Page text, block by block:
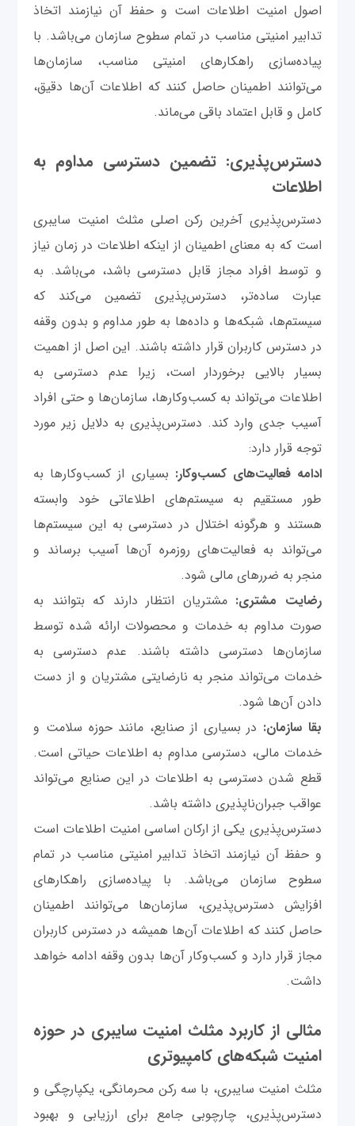
اصول امنیت اطلاعات است و حفظ آن نیازمند اتخاذ
تدابیر امنیتی مناسب در تمام سطوح سازمان می‌باشد. با
پیاده‌سازی راهکارهای امنیتی مناسب، سازمان‌ها
می‌توانند اطمینان حاصل کنند که اطلاعات آن‌ها دقیق،
کامل و قابل اعتماد باقی می‌ماند.
دسترس‌پذیری: تضمین دسترسی مداوم به
اطلاعات
دسترس‌پذیری آخرین رکن اصلی مثلث امنیت سایبری
است که به معنای اطمینان از اینکه اطلاعات در زمان نیاز
و توسط افراد مجاز قابل دسترسی باشد، می‌باشد. به
عبارت ساده‌تر، دسترس‌پذیری تضمین می‌کند که
سیستم‌ها، شبکه‌ها و داده‌ها به طور مداوم و بدون وقفه
در دسترس کاربران قرار داشته باشند. این اصل از اهمیت
بسیار بالایی برخوردار است، زیرا عدم دسترسی به
اطلاعات می‌تواند به کسب‌وکارها، سازمان‌ها و حتی افراد
آسیب جدی وارد کند. دسترس‌پذیری به دلایل زیر مورد
توجه قرار دارد:
ادامه فعالیت‌های کسب‌وکار: بسیاری از کسب‌وکارها به
طور مستقیم به سیستم‌های اطلاعاتی خود وابسته
هستند و هرگونه اختلال در دسترسی به این سیستم‌ها
می‌تواند به فعالیت‌های روزمره آن‌ها آسیب برساند و
منجر به ضررهای مالی شود.
رضایت مشتری:مشتریان انتظار دارند که بتوانند به
صورت مداوم به خدمات و محصولات ارائه شده توسط
سازمان‌ها دسترسی داشته باشند. عدم دسترسی به
خدمات می‌تواند منجر به نارضایتی مشتریان و از دست
دادن آن‌ها شود.
بقا سازمان: در بسیاری از صنایع، مانند حوزه سلامت و
خدمات مالی، دسترسی مداوم به اطلاعات حیاتی است.
قطع شدن دسترسی به اطلاعات در این صنایع می‌تواند
عواقب جبران‌ناپذیری داشته باشد.
دسترس‌پذیری یکی از ارکان اساسی امنیت اطلاعات است
و حفظ آن نیازمند اتخاذ تدابیر امنیتی مناسب در تمام
سطوح سازمان می‌باشد. با پیاده‌سازی راهکارهای
افزایش دسترس‌پذیری، سازمان‌ها می‌توانند اطمینان
حاصل کنند که اطلاعات آن‌ها همیشه در دسترس کاربران
مجاز قرار دارد و کسب‌وکار آن‌ها بدون وقفه ادامه خواهد
داشت.
مثالی از کاربرد مثلث امنیت سایبری در حوزه
امنیت شبکه‌های کامپیوتری
مثلث امنیت سایبری، با سه رکن محرمانگی، یکپارچگی و
دسترس‌پذیری، چارچوبی جامع برای ارزیابی و بهبود